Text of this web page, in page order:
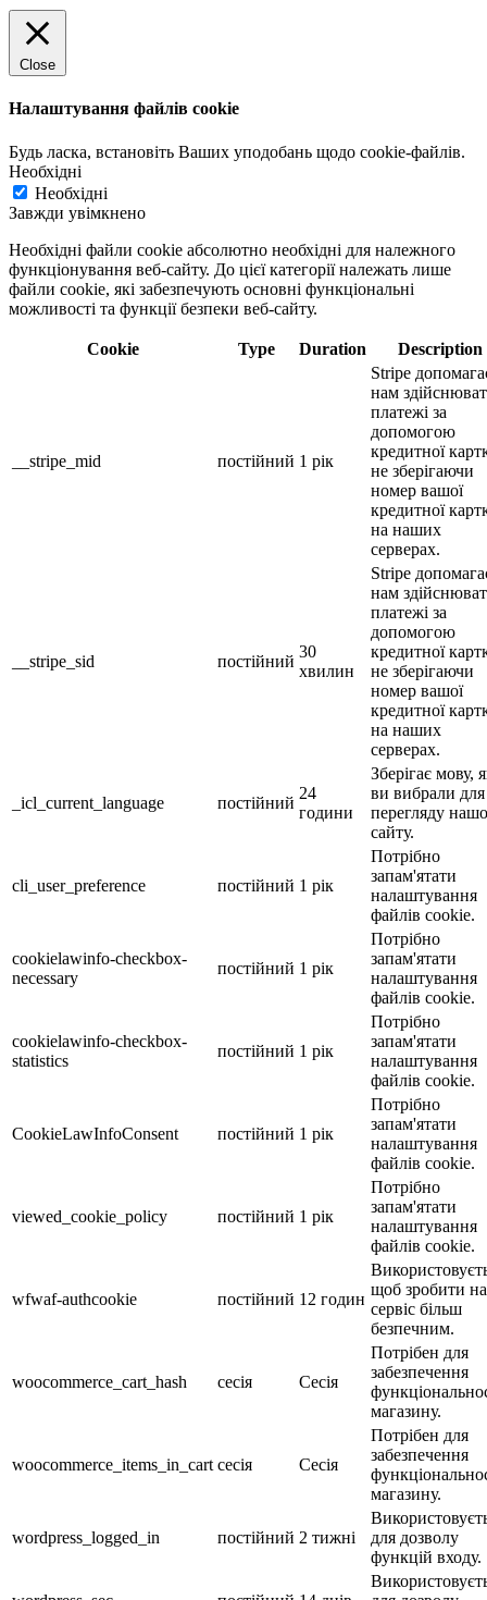
Close
Налаштування файлів cookie
Будь ласка, встановіть Ваших уподобань щодо cookie-файлів.
Необхідні
Необхідні
Завжди увімкнено
Необхідні файли cookie абсолютно необхідні для належного
функціонування веб-сайту. До цієї категорії належать лише
файли cookie, які забезпечують основні функціональні
можливості та функції безпеки веб-сайту.
Cookie Type Duration Description
__stripe_mid постійний 1 рік
Stripe
нам
платежі за
допомогою
кредитної
не зберігаючи
номер вашої
кредитної
на наших
серверах.
__stripe_sid постійний
30
хвилин
Stripe
нам
платежі за
допомогою
кредитної
не зберігаючи
номер вашої
кредитної
на наших
серверах.
_icl_current_language постійний
24
години
Зберігає мову,
ви вибрали для
перегляду
сайту.
cli_user_preference постійний 1 рік
Потрібно
запам'ятати
налаштування
файлів cookie.
cookielawinfo-checkbox-
necessary
постійний 1 рік
Потрібно
запам'ятати
налаштування
файлів cookie.
cookielawinfo-checkbox-
statistics
постійний 1 рік
Потрібно
запам'ятати
налаштування
файлів cookie.
CookieLawInfoConsent постійний 1 рік
Потрібно
запам'ятати
налаштування
файлів cookie.
viewed_cookie_policy постійний 1 рік
Потрібно
запам'ятати
налаштування
файлів cookie.
wfwaf-authcookie постійний 12 годин
щоб зробити
сервіс більш
безпечним.
woocommerce_cart_hash сесія Сесія
Потрібен для
забезпечення
магазину.
woocommerce_items_in_cart сесія Сесія
Потрібен для
забезпечення
магазину.
wordpress_logged_in постійний 2 тижні
для дозволу
функцій входу.